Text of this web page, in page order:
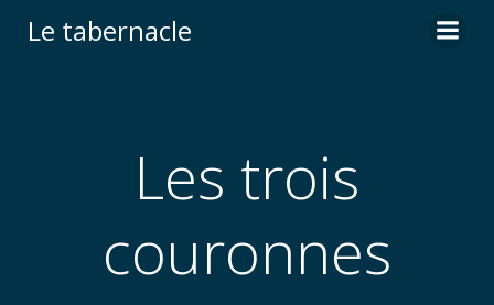
Le tabernacle
Les trois
couronnes